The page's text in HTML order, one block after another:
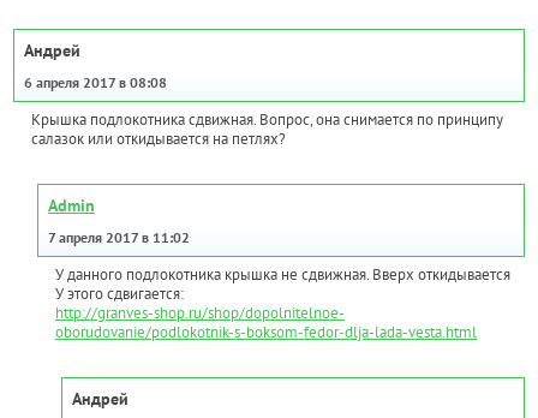
Андрей
6 апреля 2017 в 08:08
Крышка подлокотника сдвижная. Вопрос, она снимается по принципу
салазок или откидывается на петлях?
Admin
7 апреля 2017 в 11:02
У данного подлокотника крышка не сдвижная. Вверх откидывается
У этого сдвигается:
http://granves-shop.ru/shop/dopolnitelnoe-
oborudovanie/podlokotnik-s-boksom-fedor-dlja-lada-vesta.html
Андрей